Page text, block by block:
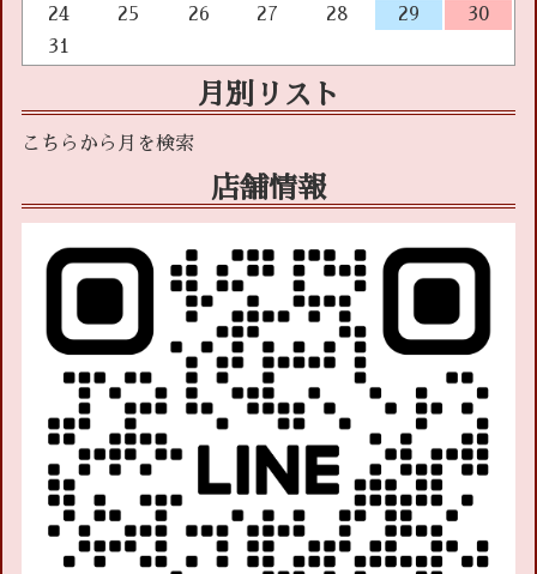
24
25 26 27 28 29
30
31
月別リスト
店舗情報